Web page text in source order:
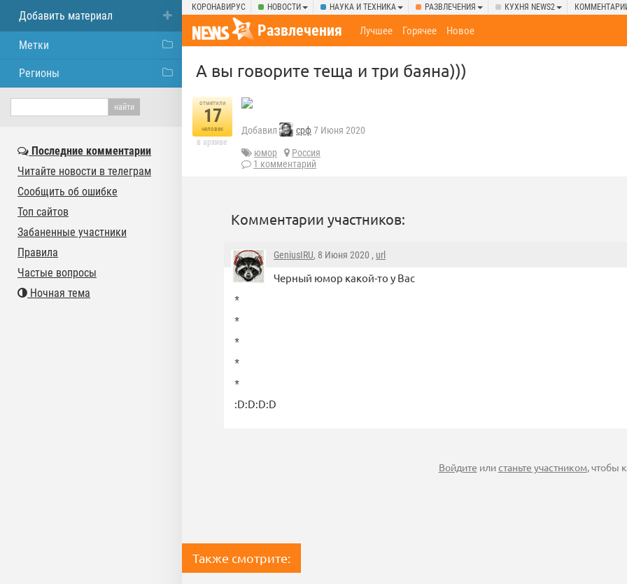
КОРОНАВИРУС НОВОСТИ НАУКА И ТЕХНИКА РАЗВЛЕЧЕНИЯ КУХНЯ NEWS2
Развлечения Лучшее Горячее Новое
А вы говорите теща и три баяна)))
отметили
17
человек
в архиве
Добавил срф 7 Июня 2020
юмор
Россия
1 комментарий
Комментарии участников:
GeniusIRU, 8 Июня 2020 , url
Черный юмор какой-то у Вас
*
*
*
*
*
:D:D:D:D
Войдите илистаньте участником, чтобы
Также смотрите:
Добавить материал
Метки
Регионы
Последние комментарии
Читайте новости в телеграм
Сообщить об ошибке
Топ сайтов
Забаненные участники
Правила
Частые вопросы
Ночная тема